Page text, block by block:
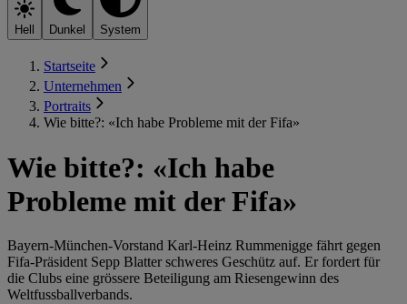
Hell Dunkel System
Startseite
Unternehmen
Portraits
Wie bitte?: «Ich habe Probleme mit der Fifa»
Wie bitte?: «Ich habe
Probleme mit der Fifa»
Bayern-München-Vorstand Karl-Heinz Rummenigge fährt gegen
Fifa-Präsident Sepp Blatter schweres Geschütz auf. Er fordert für
die Clubs eine grössere Beteiligung am Riesengewinn des
Weltfussballverbands.